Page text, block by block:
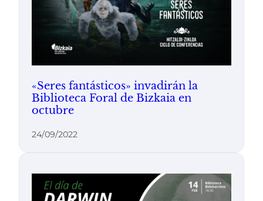
«Seres fantásticos» invadirán la
Biblioteca Foral de Bizkaia en
octubre
24/09/2022